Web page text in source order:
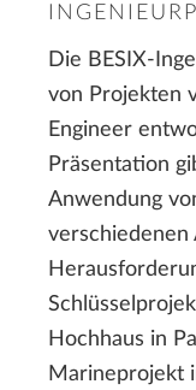
Die BESIX-
von Projekten
Engineer
Präsentation
Anwendung
verschiedenen
Hochhaus in
Marineprojekt